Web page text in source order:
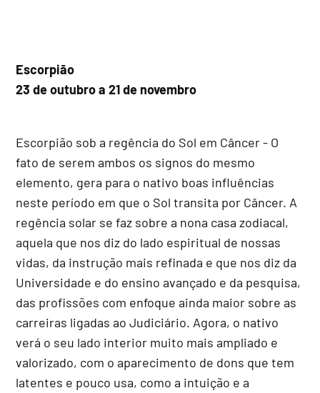
Escorpião
23 de outubro a 21 de novembro
Escorpião sob a regência do Sol em Câncer - O
fato de serem ambos os signos do mesmo
elemento, gera para o nativo boas influências
neste período em que o Sol transita por Câncer. A
regência solar se faz sobre a nona casa zodiacal,
aquela que nos diz do lado espiritual de nossas
vidas, da instrução mais refinada e que nos diz da
Universidade e do ensino avançado e da pesquisa,
das profissões com enfoque ainda maior sobre as
carreiras ligadas ao Judiciário. Agora, o nativo
verá o seu lado interior muito mais ampliado e
valorizado, com o aparecimento de dons que tem
latentes e pouco usa, como a intuição e a